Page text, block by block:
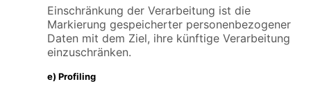
Einschränkung der Verarbeitung ist die
Markierung gespeicherter personenbezogener
Daten mit dem Ziel, ihre künftige Verarbeitung
einzuschränken.
e) Profiling